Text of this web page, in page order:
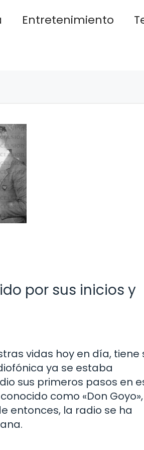
Entretenimiento
por sus inicios y
vidas hoy en día, tiene
ya se estaba
sus primeros pasos en
como «Don Goyo»,
entonces, la radio se ha